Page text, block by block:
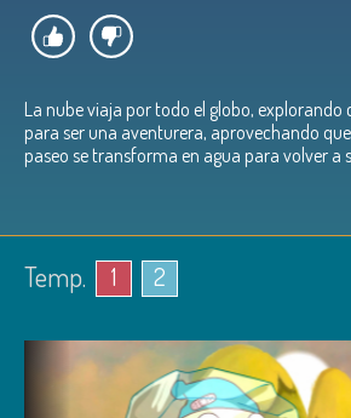
La nube viaja por todo el globo,
para ser una aventurera, aprovechando
paseo se transforma en agua para volver a
Temp. 1 2